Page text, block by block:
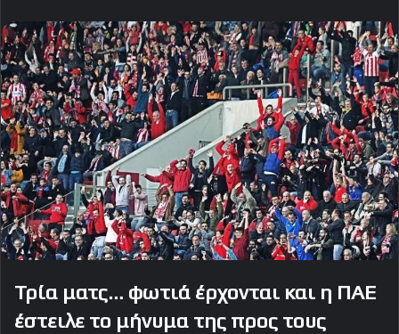
Τρία ματς… φωτιά έρχονται και η ΠΑΕ
έστειλε το μήνυμα της προς τους